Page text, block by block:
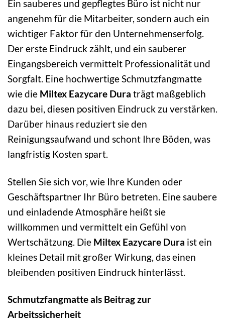
Ein sauberes und gepflegtes Büro ist nicht nur
angenehm für die Mitarbeiter, sondern auch ein
wichtiger Faktor für den Unternehmenserfolg.
Der erste Eindruck zählt, und ein sauberer
Eingangsbereich vermittelt Professionalität und
Sorgfalt. Eine hochwertige Schmutzfangmatte
wie die Miltex Eazycare Dura trägt maßgeblich
dazu bei, diesen positiven Eindruck zu verstärken.
Darüber hinaus reduziert sie den
Reinigungsaufwand und schont Ihre Böden, was
langfristig Kosten spart.
Stellen Sie sich vor, wie Ihre Kunden oder
Geschäftspartner Ihr Büro betreten. Eine saubere
und einladende Atmosphäre heißt sie
willkommen und vermittelt ein Gefühl von
Wertschätzung. Die Miltex Eazycare Dura ist ein
kleines Detail mit großer Wirkung, das einen
bleibenden positiven Eindruck hinterlässt.
Schmutzfangmatte als Beitrag zur
Arbeitssicherheit